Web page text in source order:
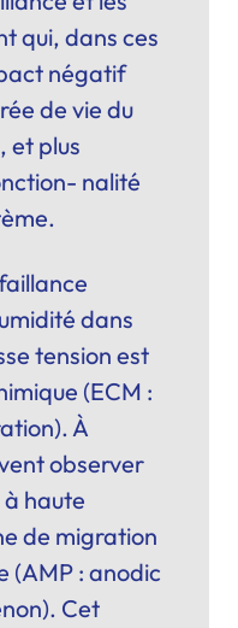
qui, dans ces
négatif
de vie du
et plus
nalité
dans
tension est
(ECM :
À
observer
haute
de migration
(AMP : anodic
Cet